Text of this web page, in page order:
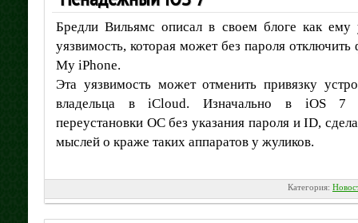
Бредли Вильямс описал в своем блоге как ему
уязвимость, которая может без пароля
My iPhone.
Эта уязвимость может отменить привязку
владельца в iCloud. Изначально в iOS 7
переустановки ОС без указания пароля и ID,
мыслей о краже таких аппаратов у жуликов.
Категория: